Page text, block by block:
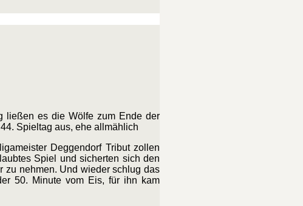
ließen es die Wölfe zum Ende der
Spieltag aus, ehe allmählich
Deggendorf Tribut zollen
Spiel und sicherten sich den
zu nehmen. Und wieder schlug das
50. Minute vom Eis, für ihn kam